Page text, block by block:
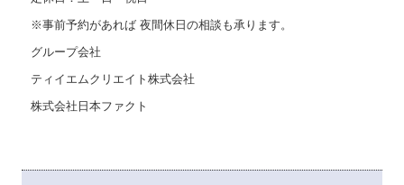
※事前予約があれば 夜間休日の相談も承ります。
グループ会社
ティイエムクリエイト株式会社
株式会社日本ファクト